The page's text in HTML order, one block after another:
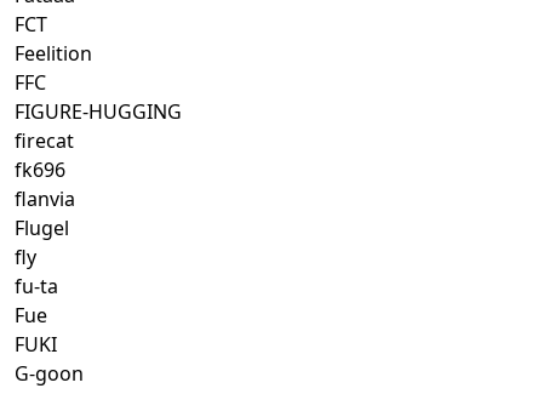
FCT
Feelition
FFC
FIGURE-HUGGING
firecat
fk696
flanvia
Flugel
fly
fu-ta
Fue
FUKI
G-goon